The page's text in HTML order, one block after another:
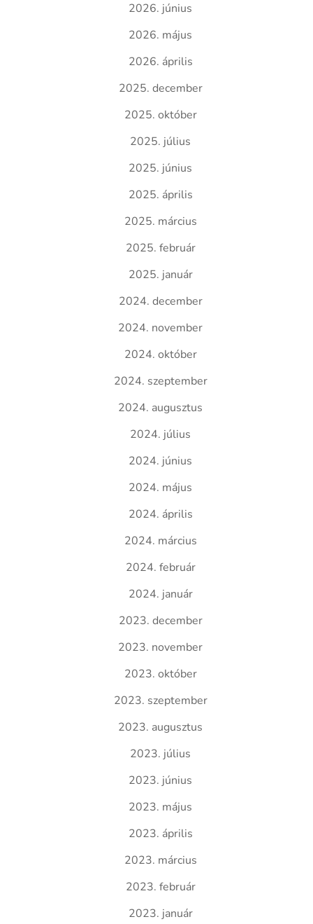
2026. június
2026. május
2026. április
2025. december
2025. október
2025. július
2025. június
2025. április
2025. március
2025. február
2025. január
2024. december
2024. november
2024. október
2024. szeptember
2024. augusztus
2024. július
2024. június
2024. május
2024. április
2024. március
2024. február
2024. január
2023. december
2023. november
2023. október
2023. szeptember
2023. augusztus
2023. július
2023. június
2023. május
2023. április
2023. március
2023. február
2023. január